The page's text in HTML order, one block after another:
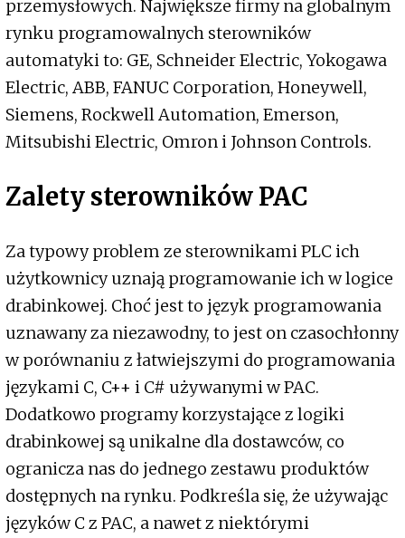
przemysłowych. Największe firmy na globalnym
rynku programowalnych sterowników
automatyki to: GE, Schneider Electric, Yokogawa
Electric, ABB, FANUC Corporation, Honeywell,
Siemens, Rockwell Automation, Emerson,
Mitsubishi Electric, Omron i Johnson Controls.
Zalety sterowników PAC
Za typowy problem ze sterownikami PLC ich
użytkownicy uznają programowanie ich w logice
drabinkowej. Choć jest to język programowania
uznawany za niezawodny, to jest on czasochłonny
w porównaniu z łatwiejszymi do programowania
językami C, C++ i C# używanymi w PAC.
Dodatkowo programy korzystające z logiki
drabinkowej są unikalne dla dostawców, co
ogranicza nas do jednego zestawu produktów
dostępnych na rynku. Podkreśla się, że używając
języków C z PAC, a nawet z niektórymi